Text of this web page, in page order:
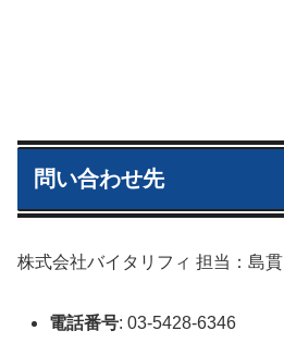
問い合わせ先
株式会社バイタリフィ 担当：島貫
電話番号: 03-5428-6346